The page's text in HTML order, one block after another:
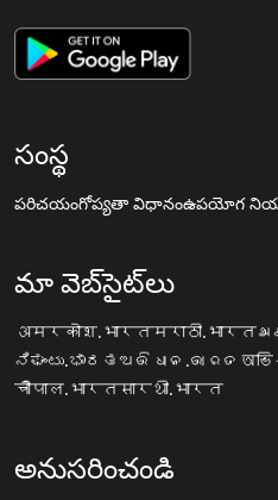
సంస్థ
పరిచయంగోప్యతా విధానంఉపయోగ
మా వెబ్‌సైట్‌లు
अमरकोश.भारतमराठी.भारत
ನಿಘಂಟು.ಭಾರತ ଅଭିଧାନ.ଭାରତ
चौपाल.भारतसारथी.भारत
అనుసరించండి